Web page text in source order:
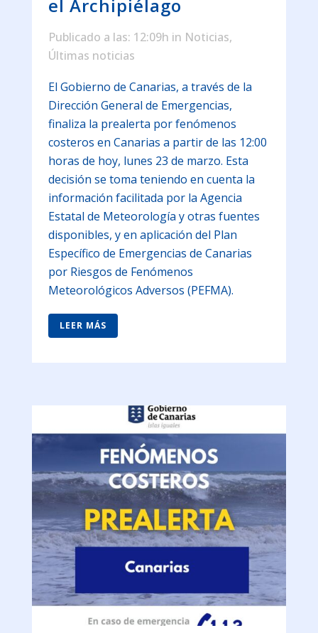
el Archipiélago
Publicado a las: 12:09h in Noticias,
Últimas noticias
El Gobierno de Canarias, a través de la
Dirección General de Emergencias,
finaliza la prealerta por fenómenos
costeros en Canarias a partir de las 12:00
horas de hoy, lunes 23 de marzo. Esta
decisión se toma teniendo en cuenta la
información facilitada por la Agencia
Estatal de Meteorología y otras fuentes
disponibles, y en aplicación del Plan
Específico de Emergencias de Canarias
por Riesgos de Fenómenos
Meteorológicos Adversos (PEFMA).
LEER MÁS